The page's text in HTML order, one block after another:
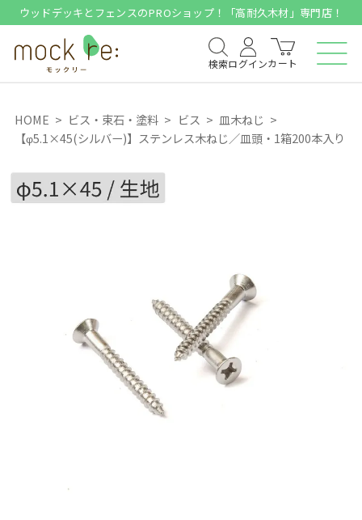
ウッドデッキとフェンスのPROショップ！「高耐久木材」専門店！
検索ログインカート
HOME ビス・束石・塗料 ビス
皿木ねじ
【φ5.1×45(シルバー)】ステンレス木ねじ／皿頭・1箱200本入り